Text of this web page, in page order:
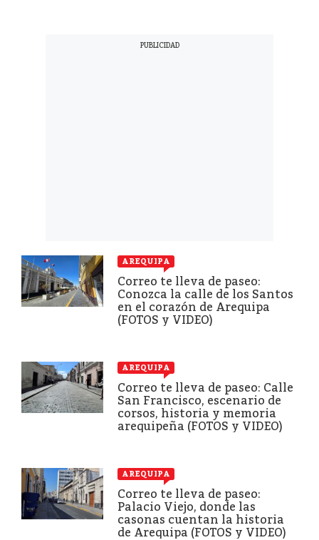
AREQUIPA
Correo te lleva de paseo:
Conozca la calle de los Santos
en el corazón de Arequipa
(FOTOS y VIDEO)
AREQUIPA
Correo te lleva de paseo: Calle
San Francisco, escenario de
corsos, historia y memoria
arequipeña (FOTOS y VIDEO)
AREQUIPA
Correo te lleva de paseo:
Palacio Viejo, donde las
casonas cuentan la historia
de Arequipa (FOTOS y VIDEO)